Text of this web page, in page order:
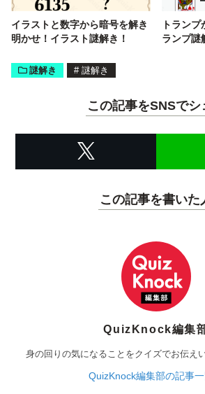
イラストと数字から暗号を解き
明かせ！イラスト謎解き！
トラン
ランプ謎
謎解き # 謎解き
この記事をSNSでシ
この記事を書いた
QuizKnock編集
身の回りの気になることをクイズでお伝え
QuizKnock編集部の記事